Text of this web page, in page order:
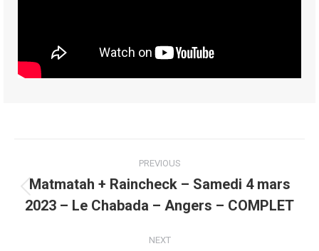
navigation
PREVIOUS
post:
Matmatah + Raincheck – Samedi 4 mars
2023 – Le Chabada – Angers – COMPLET
NEXT